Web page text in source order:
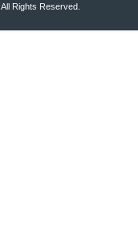
.All Rights Reserved.